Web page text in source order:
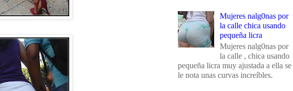
Mujeres nalg0nas por
la calle chica usando
pequeña licra
Mujeres nalg0nas por
la calle , chica usando
pequeña licra muy ajustada a ella se
le nota unas curvas increíbles.